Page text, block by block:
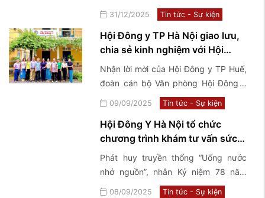
của nền văn hoá Việt Nam, có lịch sử
phát triển hàng ngàn năm cùng với
tiến trình lịch sử của dân tộc.
31/12/2025 Tin tức - Sự kiện
Hội Đông y TP Hà Nội giao lưu,
chia sẻ kinh nghiệm với Hội
Đông y TP Huế
Nhận lời mời của Hội Đông y TP Huế,
đoàn cán bộ Văn phòng Hội Đông y
TP Hà Nội đã có chuyến công tác,
giao lưu, chia sẻ kinh nghiệm về mô
hình tổ chức hoạt động Hội và tham
quan một số Phòng chẩn trị tiêu biểu
tại TP Huế
09/09/2025 Tin tức - Sự kiện
Hội Đông Y Hà Nội tổ chức
chương trình khám tư vấn sức
khỏe và tặng quà các thương
bệnh binh, thân nhân liệt sĩ,
người có công với cách mạng
tại xã Hương Sơn, xã Sơn Đồng
Phát huy truyền thống “Uống nước
nhớ nguồn”, nhân Kỷ niệm 78 năm
ngày Thương binh – Liệt sỹ
08/09/2025 Tin tức - Sự kiện